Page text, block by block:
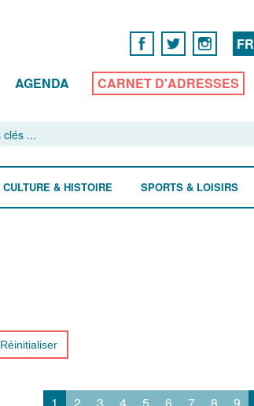
FR
AGENDA CARNET D'ADRESSES
CULTURE & HISTOIRE SPORTS & LOISIRS
Réinitialiser